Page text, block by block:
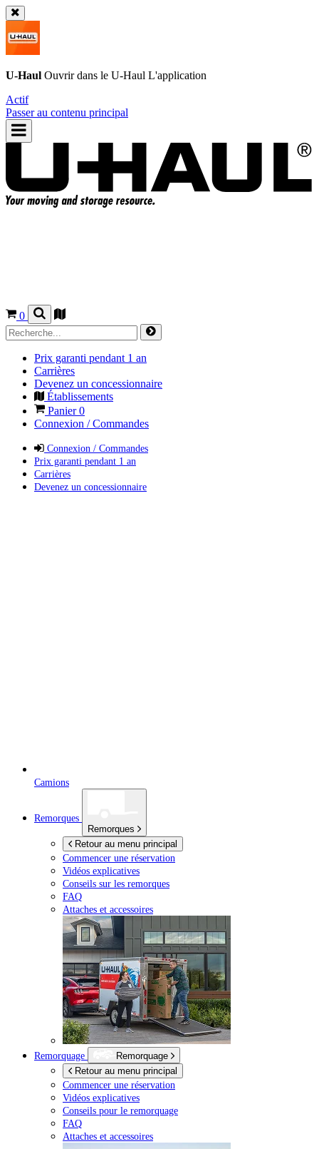
U-Haul Ouvrir dans le U-Haul L'application
Actif
Passer au contenu principal
0
Prix garanti pendant 1 an
Carrières
Devenez un concessionnaire
Établissements
Panier0
Connexion / Commandes
Connexion / Commandes
Prix garanti pendant 1 an
Carrières
Devenez un concessionnaire
Camions
Remorques
Remorques
Retour au menu principal
Commencer une réservation
Vidéos explicatives
Conseils sur les remorques
FAQ
Attaches et accessoires
Remorquage
Remorquage
Retour au menu principal
Commencer une réservation
Vidéos explicatives
Conseils pour le remorquage
FAQ
Attaches et accessoires